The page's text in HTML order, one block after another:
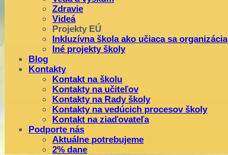
Zdravie
Videá
Projekty EÚ
Inkluzívna škola ako učiaca sa organizácia
Iné projekty školy
Blog
Kontakty
Kontakt na školu
Kontakty na učiteľov
Kontakty na Rady školy
Kontakty na vedúcich procesov školy
Kontakt na ziaďovateľa
Podporte nás
Aktuálne potrebujeme
2% dane